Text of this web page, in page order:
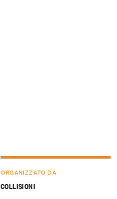
ORGANIZZATO DA
COLLISIONI